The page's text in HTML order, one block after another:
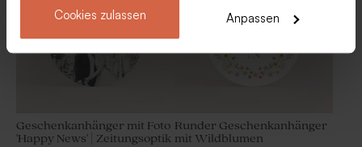
Cookies zulassen Anpassen
Geschenkanhänger mit Foto
'Happy News' | Zeitungsoptik
Runder Geschenkanhänger
mit Wildblumen